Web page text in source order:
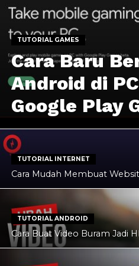
TUTORIAL GAMES
Cara Baru
Android di
Google Play
TUTORIAL INTERNET
Cara Mudah Membuat
TUTORIAL ANDROID
Cara Buat Video Buram Jadi